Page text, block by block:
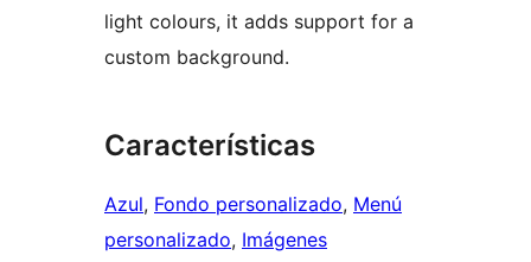
light colours, it adds support for a
custom background.
Características
Azul, Fondo personalizado, Menú
personalizado, Imágenes